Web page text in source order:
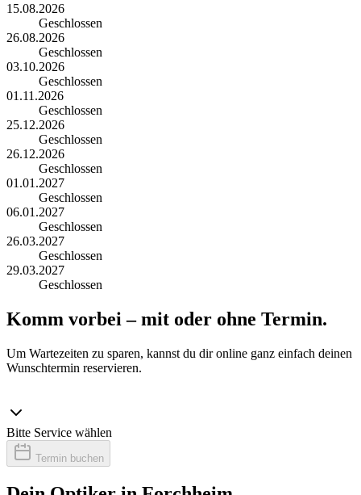
15.08.2026
Geschlossen
26.08.2026
Geschlossen
03.10.2026
Geschlossen
01.11.2026
Geschlossen
25.12.2026
Geschlossen
26.12.2026
Geschlossen
01.01.2027
Geschlossen
06.01.2027
Geschlossen
26.03.2027
Geschlossen
29.03.2027
Geschlossen
Komm vorbei – mit oder ohne Termin.
Um Wartezeiten zu sparen, kannst du dir online ganz einfach deinen
Wunschtermin reservieren.
Bitte Service wählen
Termin buchen